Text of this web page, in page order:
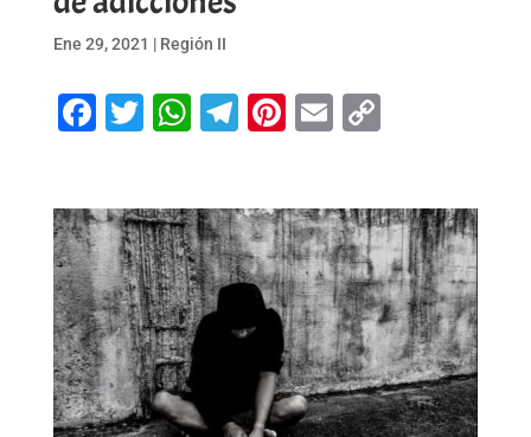
Ene 29, 2021 | Región II
Facebook
Twitter
WhatsApp
Telegram
Pinterest
EmailCopy